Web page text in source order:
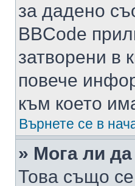
за дадено
BBCode
затворени в
повече
към което
Върнете се в
» Мога ли
Това също